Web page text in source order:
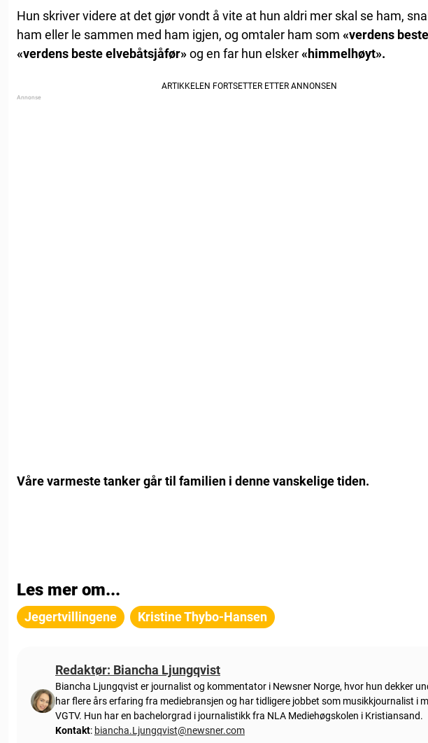
Hun skriver videre at det gjør vondt å vite at hun aldri mer skal se ham,
ham eller le sammen med ham igjen, og omtaler ham som «verdens
«verdens beste elvebåtsjåfør»og en far hun elsker«himmelhøyt».
Våre varmeste tanker går til familien i denne vanskelige tiden.
Les mer om...
Jegertvillingene Kristine Thybo-Hansen
Redaktør: Biancha Ljungqvist
Biancha Ljungqvist er journalist og kommentator i Newsner Norge, hvor hun dekker
har flere års erfaring fra mediebransjen og har tidligere jobbet som musikkjournalist i
VGTV. Hun har en bachelorgrad i journalistikk fra NLA Mediehøgskolen i Kristiansand.
Kontakt: biancha.Ljungqvist@newsner.com